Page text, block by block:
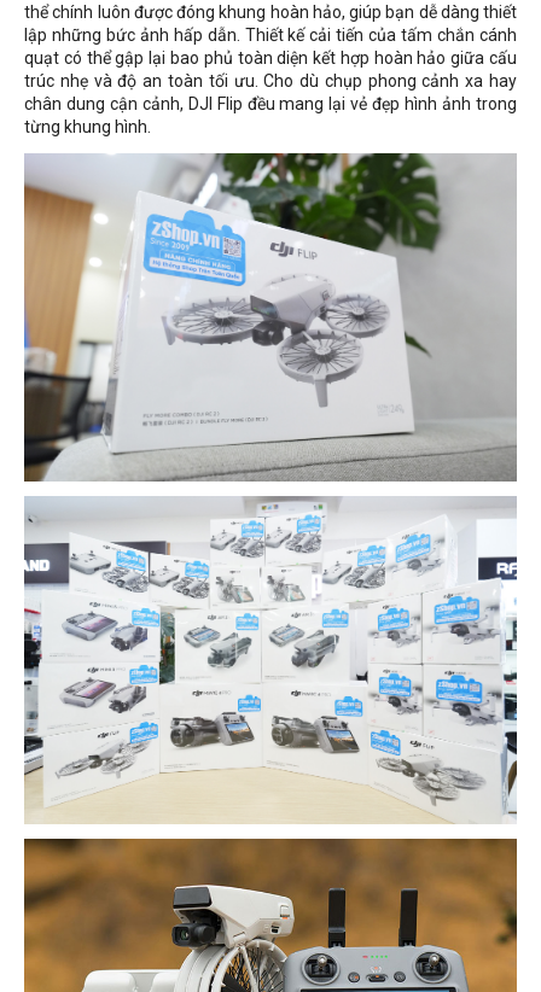
thể chính luôn được đóng khung hoàn hảo, giúp bạn dễ dàng thiết
lập những bức ảnh hấp dẫn. Thiết kế cải tiến của tấm chắn cánh
quạt có thể gập lại bao phủ toàn diện kết hợp hoàn hảo giữa cấu
trúc nhẹ và độ an toàn tối ưu. Cho dù chụp phong cảnh xa hay
chân dung cận cảnh, DJI Flip đều mang lại vẻ đẹp hình ảnh trong
từng khung hình.